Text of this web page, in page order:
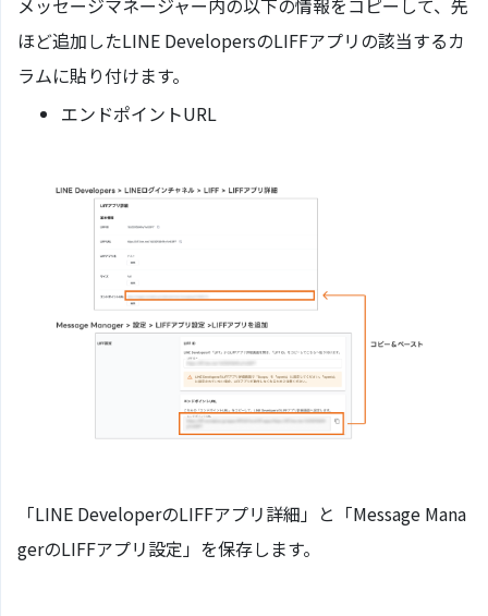
ほど追加したLINE DevelopersのLIFFアプリの該当するカ
ラムに貼り付けます。
エンドポイントURL
「LINE DeveloperのLIFFアプリ詳細」と「Message Mana
gerのLIFFアプリ設定」を保存します。